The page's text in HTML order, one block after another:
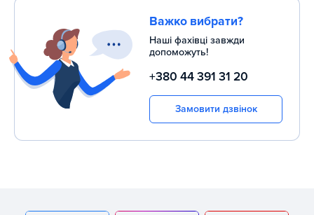
Важко вибрати?
Наші фахівці завжди
допоможуть!
+380 44 391 31 20
Замовити дзвінок